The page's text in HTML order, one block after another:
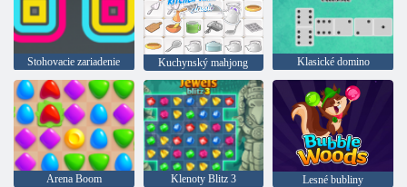
Stohovacie zariadenie Kuchynský mahjong Klasické domino
Arena Boom Klenoty Blitz 3
Lesné bubliny